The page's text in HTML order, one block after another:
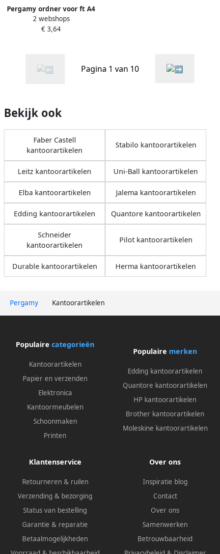
Pergamy Kantoorartikelen
Pergamy ordner voor ft A4
uit PP en papier zonder
beschermrand rug van 5 cm
2 webshops
€ 3,64
Pagina 1 van 10
Bekijk ook
Faber Castell
kantoorartikelen
Stabilo kantoorartikelen
Leitz kantoorartikelen Uni-Ball kantoorartikelen
Elba kantoorartikelen Jalema kantoorartikelen
Edding kantoorartikelen Quantore kantoorartikelen
Schneider
kantoorartikelen
Pilot kantoorartikelen
Durable kantoorartikelen Herma kantoorartikelen
Populaire categorieën
Kantoorartikelen
Papier en verzenden
Elektronica
Kantoormeubelen
Schoonmaken
Printen
Populaire merken
Edding kantoorartikelen
Quantore kantoorartikelen
HP kantoorartikelen
Brother kantoorartikelen
Moleskine kantoorartikelen
Klantenservice
Retourneren & ruilen
Verzending & bezorging
Status van bestelling
Garantie & reparatie
Betaalmogelijkheden
Over ons
Inspiratie blog
Contact
Over ons
Samenwerken
Betrouwbaarheid